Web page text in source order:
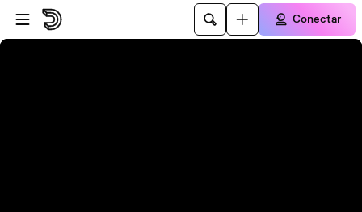
Pular para o player
Ir para o conteúdo principal
Conectar